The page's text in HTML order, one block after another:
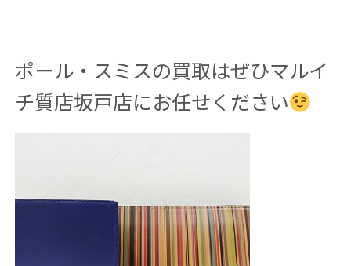
ポール・スミスの買取はぜひマルイ
チ質店坂戸店にお任せください